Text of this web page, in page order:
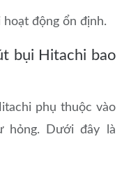
hoạt động ổn định.
bụi Hitachi bao
phụ thuộc vào
hỏng. Dưới đây là